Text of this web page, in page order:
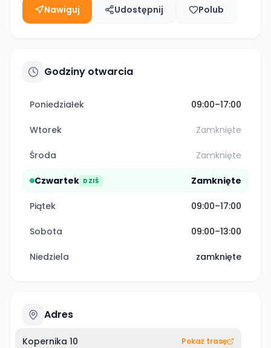
Nawiguj Udostępnij Polub
Godziny otwarcia
Poniedziałek 09:00–17:00
Wtorek Zamknięte
Środa Zamknięte
Czwartek DZIŚ Zamknięte
Piątek 09:00–17:00
Sobota 09:00–13:00
Niedziela zamknięte
Adres
Kopernika 10
Pokaż trasę